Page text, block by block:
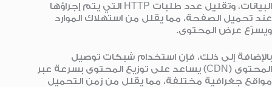
البيانات، وتقليل عدد طلبات HTTP التي يتم إجراؤها
عند تحميل الصفحة، مما يقلل من استهلاك الموارد
ويسرّع عرض المحتوى.
بالإضافة إلى ذلك، فإن استخدام شبكات توصيل
المحتوى (CDN) يساعد على توزيع المحتوى بسرعة عبر
مواقع جغرافية مختلفة، مما يقلل من زمن التحميل